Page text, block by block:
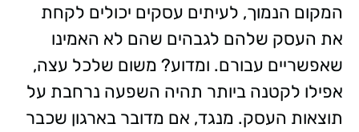
המקום הנמוך, לעיתים עסקים יכולים לקחת
את העסק שלהם לגבהים שהם לא האמינו
שאפשריים עבורם. ומדוע? משום שלכל עצה,
אפילו לקטנה ביותר תהיה השפעה נרחבת על
תוצאות העסק. מנגד, אם מדובר בארגון שכבר